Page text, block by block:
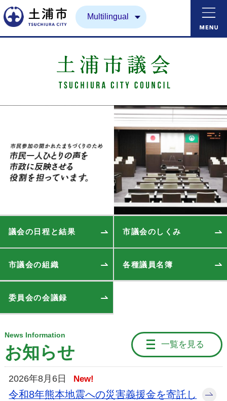
土浦市Multilingual
議会の日程と結果 市議会のしくみ
市議会の組織 各種議員名簿
委員会の会議録
News Information
お知らせ
2026年8月6日 New!
令和8年熊本地震への災害義援金を寄託し
一覧を見る